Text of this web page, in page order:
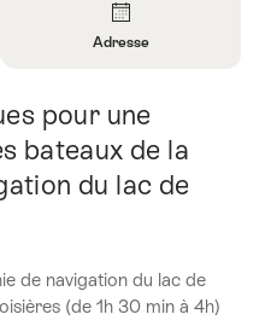
informations
sur
Adresse
pour une
bateaux de la
du lac de
de navigation du lac de
(de 1h 30 min à 4h)